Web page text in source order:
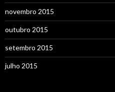
novembro 2015
outubro 2015
setembro 2015
julho 2015